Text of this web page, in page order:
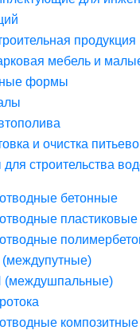
продукция
мебель и
формы
и очистка
строительства
бетонные
пластиковые
композитные